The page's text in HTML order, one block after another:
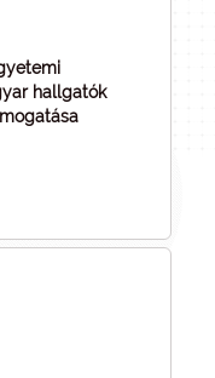
hallgatók